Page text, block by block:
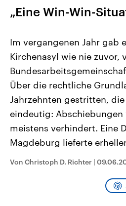
Landtagswahl Sachsen-Anhalt
2026
Alle Informationen
Sachsen-Anhalt wählt am 6.
September 2026 einen neuen
Landtag. Seit 2021 wird das
Bundesland von einer Koalition
Umfragen, Prognosen,
und Hintergründe zu den Parteien
und Kandidaten der anstehenden
Sendungen Programm
„Eine Win-Win-
Im vergangenen Jahr gab
Kirchenasyl wie nie zuvor,
Über die rechtliche
Jahrzehnten gestritten,
eindeutig:
meistens verhindert. Eine
Magdeburg lieferte
Von Christoph D. Richter |